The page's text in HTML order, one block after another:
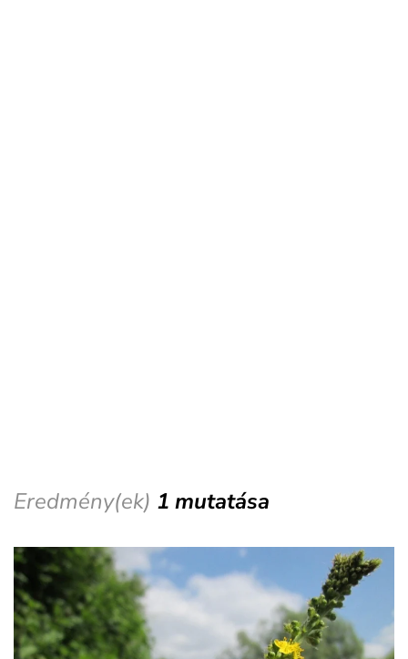
Eredmény(ek) 1 mutatása